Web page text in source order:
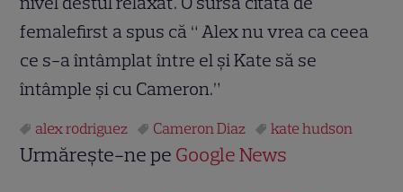
femalefirst a spus că “ Alex nu vrea ca ceea
ce s-a întâmplat între el şi Kate să se
întâmple şi cu Cameron.”
alex rodriguez Cameron Diaz kate hudson
Urmărește-ne pe Google News